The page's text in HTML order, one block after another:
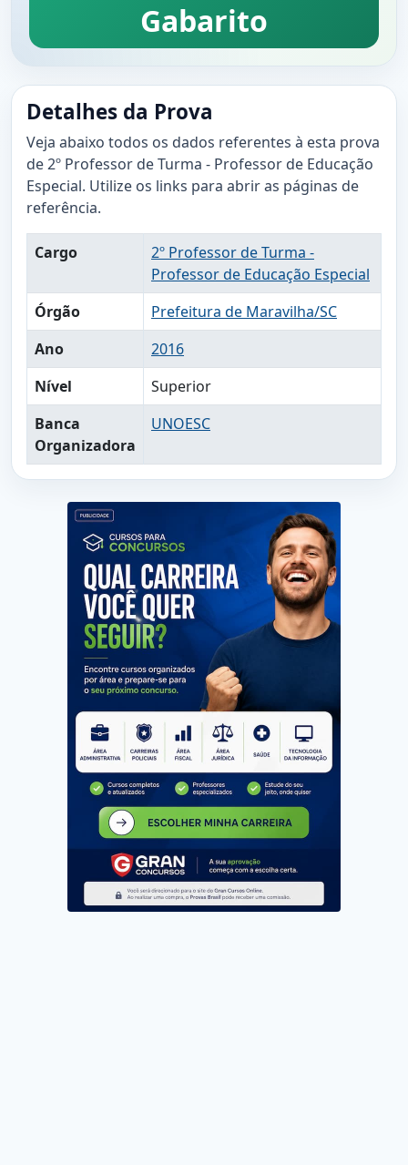
Gabarito
Detalhes da Prova
Veja abaixo todos os dados referentes à esta prova
de 2º Professor de Turma - Professor de Educação
Especial. Utilize os links para abrir as páginas de
referência.
Cargo
2º Professor de Turma -
Professor de Educação Especial
Órgão
Prefeitura de Maravilha/SC
Ano
2016
Nível
Superior
Banca
Organizadora
UNOESC